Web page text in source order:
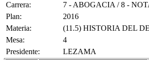
Carrera:
7 - ABOGACIA / 8 -
Plan:
2016
Materia:
(11.5) HISTORIA DEL
Mesa:
4
Presidente:
LEZAMA